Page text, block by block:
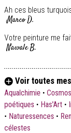
Ah ces bleus
Marco D.
Votre peinture me
Nawale B.
Voir toutes
Aqualchimie •
poétiques • Has'Art•
• Naturessences •
célestes